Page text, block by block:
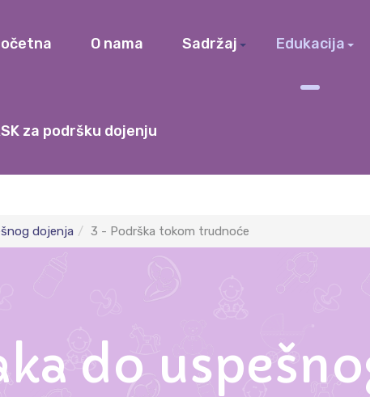
O nama Sadržaj Edukacija
za podršku dojenju
dojenja 3 - Podrška tokom trudnoće
do